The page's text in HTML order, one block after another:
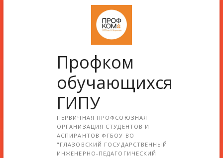
Профком
обучающихся
ГИПУ
ПЕРВИЧНАЯ ПРОФСОЮЗНАЯ
ОРГАНИЗАЦИЯ СТУДЕНТОВ И
АСПИРАНТОВ ФГБОУ ВО
"ГЛАЗОВСКИЙ ГОСУДАРСТВЕННЫЙ
ИНЖЕНЕРНО-ПЕДАГОГИЧЕСКИЙ